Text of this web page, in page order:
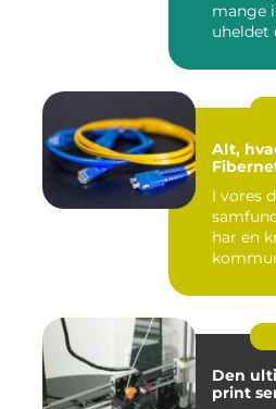
mange
uheldet
Alt,
I vores
har en
Den
print